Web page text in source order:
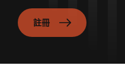
註冊